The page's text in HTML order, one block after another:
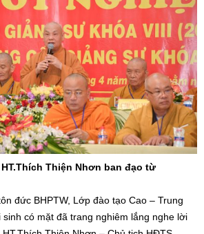
Thiện Nhơn ban đạo từ
đức BHPTW, Lớp đào tạo Cao – Trung
có mặt đã trang nghiêm lắng nghe lời